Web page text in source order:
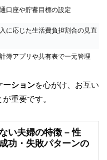
口座や貯蓄目標の設定
に応じた生活費負担割合の見直
簿アプリや共有表で一元管理
ーションを心がけ、お互い
重要です。
い夫婦の特徴 – 性
功・失敗パターンの